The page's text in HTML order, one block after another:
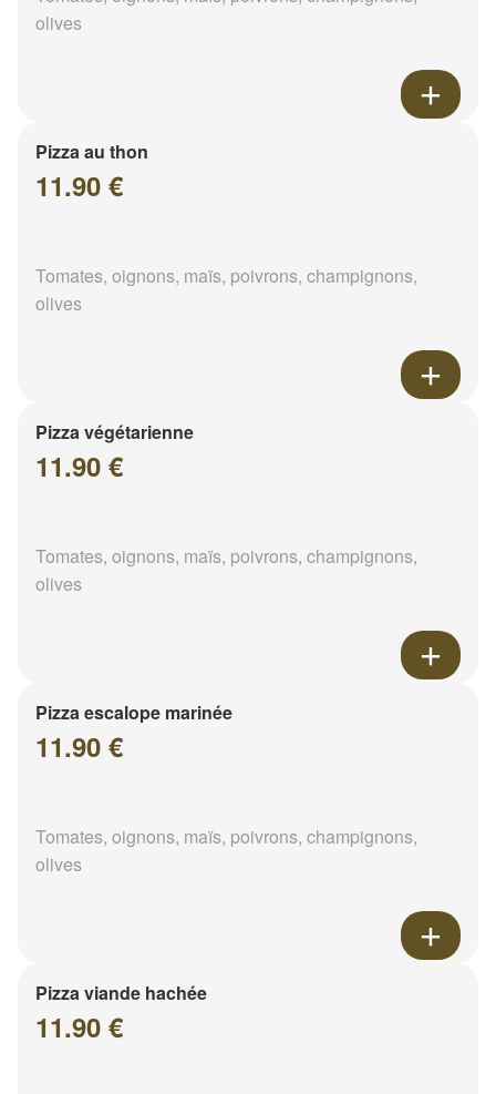
olives
Pizza au thon
11.90 €
Tomates, oignons, maïs, poivrons, champignons,
olives
Pizza végétarienne
11.90 €
Tomates, oignons, maïs, poivrons, champignons,
olives
Pizza escalope marinée
11.90 €
Tomates, oignons, maïs, poivrons, champignons,
olives
Pizza viande hachée
11.90 €